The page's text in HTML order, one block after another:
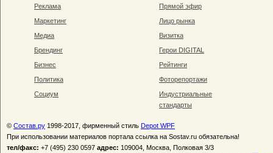
Реклама
Маркетинг
Медиа
Брендинг
Бизнес
Политика
Социум
Прямой эфир
Лицо рынка
Визитка
Герои DIGITAL
Рейтинги
Фоторепортажи
Индустриальные
стандарты
© Состав.ру 1998-2017, фирменный стиль Depot WPF
При использовании материалов портала ссылка на Sostav.ru обязательна!
тел/факс: +7 (495) 230 0597 адрес: 109004, Москва, Полковая 3/3